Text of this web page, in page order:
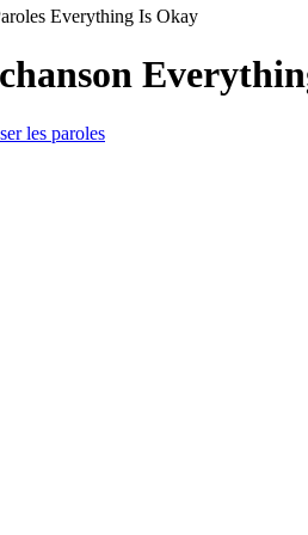
Everything Is Okay
les paroles